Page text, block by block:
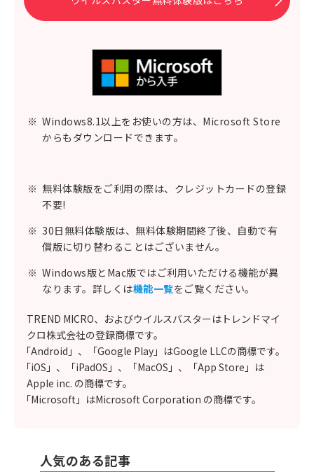
※ Windows8.1以上をお使いの方は、Microsoft Store
からもダウンロードできます。
※ 無料体験版をご利用の際は、クレジットカードの登録
不要!
※ 30日無料体験版は、無料体験期間終了後、自動で有
償版に切り替わることはございません。
※ Windows版とMac版ではご利用いただける機能が異
なります。詳しくは機能一覧をご覧ください。
TREND MICRO、およびウイルスバスターはトレンドマイ
クロ株式会社の登録商標です。
「Android」、「Google Play」はGoogle LLCの商標です。
「iOS」、「iPadOS」、「MacOS」、「App Store」は
Apple inc. の商標です。
「Microsoft」はMicrosoft Corporation の商標です。
人気のある記事